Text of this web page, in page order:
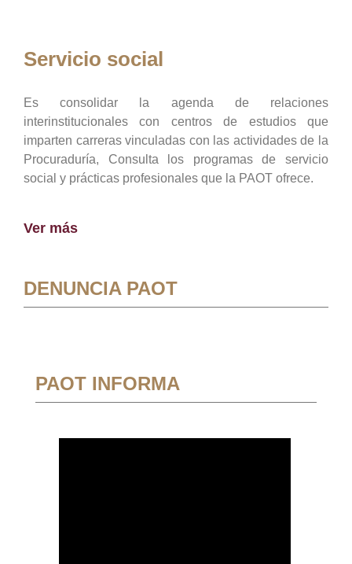
Servicio social
Es consolidar la agenda de relaciones
interinstitucionales con centros de estudios que
imparten carreras vinculadas con las actividades de la
Procuraduría, Consulta los programas de servicio
social y prácticas profesionales que la PAOT ofrece.
Ver más
DENUNCIA PAOT
PAOT INFORMA